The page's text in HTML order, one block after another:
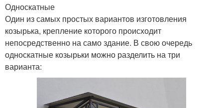
Односкатные
Один из самых простых вариантов изготовления
козырька, крепление которого происходит
непосредственно на само здание. В свою очередь
односкатные козырьки можно разделить на три
варианта: